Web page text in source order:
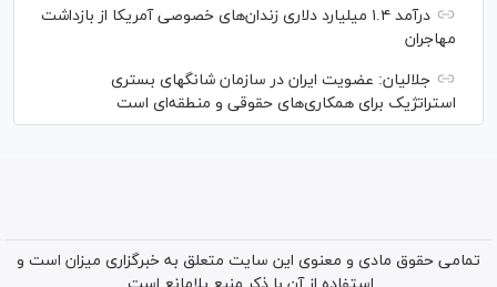
درآمد ۱.۴ میلیارد دلاری زندان‌های خصوصی آمریکا از بازداشت
مهاجران
جلالیان: عضویت ایران در سازمان شانگهای بستری
استراتژیک برای همکاری‌های حقوقی و منطقه‌ای است
تمامی حقوق مادی و معنوی این سایت متعلق به خبرگزاری میزان است و